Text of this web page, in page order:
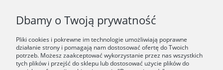
ŚWIAT ORSKA
Dołącz do nas:
Dbamy o Twoją prywatność
Pliki cookies i pokrewne im technologie umożliwiają poprawne
działanie strony i pomagają nam dostosować ofertę do Twoich
potrzeb. Możesz zaakceptować wykorzystanie przez nas wszystkich
tych plików i przejść do sklepu lub dostosować użycie plików do